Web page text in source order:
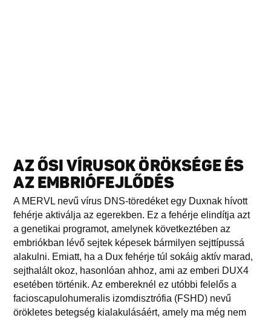
AZ ŐSI VÍRUSOK ÖRÖKSÉGE ÉS
AZ EMBRIÓFEJLŐDÉS
A MERVL nevű vírus DNS-töredéket egy Duxnak hívott
fehérje aktiválja az egerekben. Ez a fehérje elindítja azt
a genetikai programot, amelynek következtében az
embriókban lévő sejtek képesek bármilyen sejttípussá
alakulni. Emiatt, ha a Dux fehérje túl sokáig aktív marad,
sejthalált okoz, hasonlóan ahhoz, ami az emberi DUX4
esetében történik. Az embereknél ez utóbbi felelős a
facioscapulohumeralis izomdisztrófia (FSHD) nevű
örökletes betegség kialakulásáért, amely ma még nem